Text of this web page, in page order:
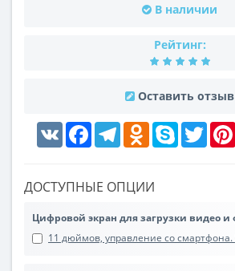
В наличии
Рейтинг:
Оставить отзыв
VK FacebookTelegramOdnoklassniki
Skype Twitter
ДОСТУПНЫЕ ОПЦИИ
Цифровой экран для загрузки видео и
11 дюймов, управление со смартфона.